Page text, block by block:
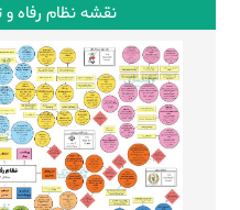
نقشه نظام رفاه و